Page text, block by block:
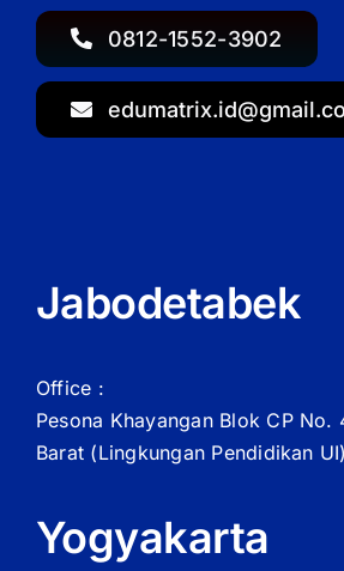
0812-1552-3902
Jabodetabek
Office :
Pesona Khayangan Blok CP No.
Barat (Lingkungan Pendidikan UI)
Yogyakarta